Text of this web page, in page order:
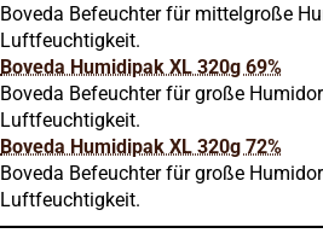
Boveda Befeuchter für mittelgroße
Luftfeuchtigkeit.
Boveda Humidipak XL 320g 69%
Boveda Befeuchter für große
Luftfeuchtigkeit.
Boveda Humidipak XL 320g 72%
Boveda Befeuchter für große
Luftfeuchtigkeit.